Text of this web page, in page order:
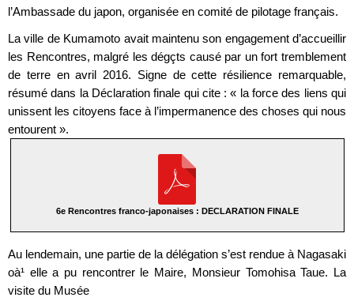
l’Ambassade du japon, organisée en comité de pilotage français.
La ville de Kumamoto avait maintenu son engagement d’accueillir
les Rencontres, malgré les dégçts causé par un fort tremblement
de terre en avril 2016. Signe de cette résilience remarquable,
résumé dans la Déclaration finale qui cite : « la force des liens qui
unissent les citoyens face à l’impermanence des choses qui nous
entourent ».
6e Rencontres franco-japonaises : DECLARATION FINALE
Au lendemain, une partie de la délégation s’est rendue à Nagasaki
oà¹ elle a pu rencontrer le Maire, Monsieur Tomohisa Taue. La
visite du Musée